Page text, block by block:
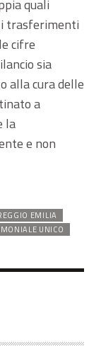
quali
trasferimenti
cifre
sia
alla cura delle
a
la
e non
EMILIA
UNICO